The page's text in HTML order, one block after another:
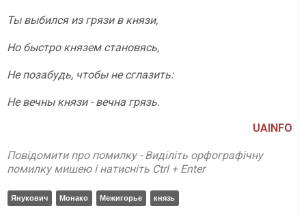
Ты выбился из грязи в князи,
Но быстро князем становясь,
Не позабудь, чтобы не сглазить:
Не вечны князи - вечна грязь.
UAINFO
Повідомити про помилку - Виділіть орфографічну
помилку мишею і натисніть Ctrl + Enter
Янукович Монако Межигорье князь